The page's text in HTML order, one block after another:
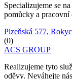
Specializujeme se
pomůcky a pracovní
Plzeňská 577,
(0)
ACS GROUP
Realizujeme tyto
oděvy. Neváhejte